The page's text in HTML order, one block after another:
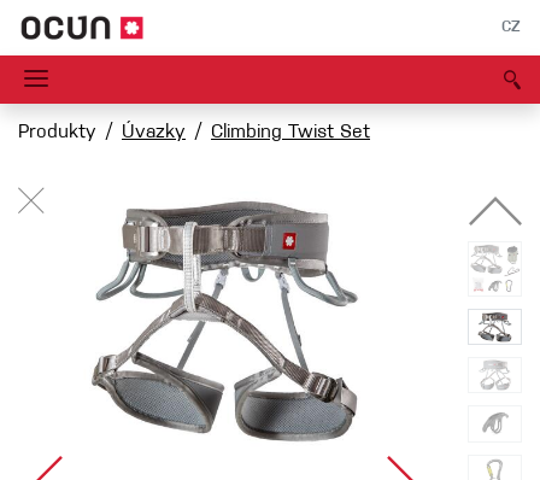
CZ
Produkty Úvazky Climbing Twist Set